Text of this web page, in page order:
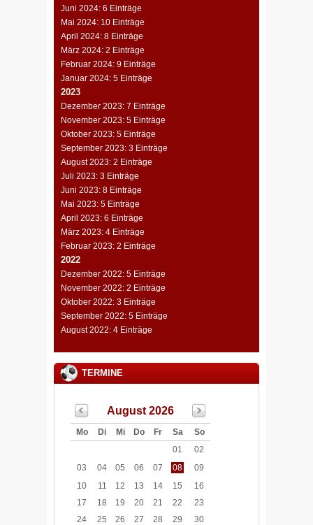
Juni 2024: 6 Einträge
Mai 2024: 10 Einträge
April 2024: 8 Einträge
März 2024: 2 Einträge
Februar 2024: 9 Einträge
Januar 2024: 5 Einträge
2023
Dezember 2023: 7 Einträge
November 2023: 5 Einträge
Oktober 2023: 5 Einträge
September 2023: 3 Einträge
August 2023: 2 Einträge
Juli 2023: 3 Einträge
Juni 2023: 8 Einträge
Mai 2023: 5 Einträge
April 2023: 6 Einträge
März 2023: 4 Einträge
Februar 2023: 2 Einträge
2022
Dezember 2022: 5 Einträge
November 2022: 2 Einträge
Oktober 2022: 3 Einträge
September 2022: 5 Einträge
August 2022: 4 Einträge
TERMINE
August 2026
Mo Di Mi Do Fr Sa
So
01
02
03
04 05 06 07 08
09
10
11 12 13 14 15
16
17
18 19 20 21 22
23
24
25 26 27 28 29
30